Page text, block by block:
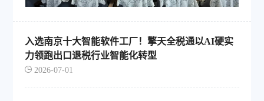
入选南京十大智能软件工厂！擎天全税通以AI硬实
力领跑出口退税行业智能化转型
2026-07-01